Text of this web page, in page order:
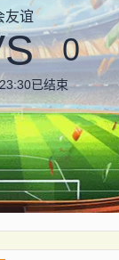
友谊
0
已结束